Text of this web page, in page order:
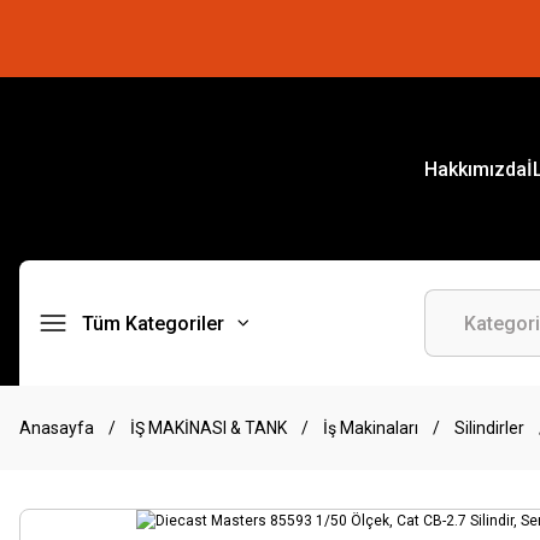
Hakkımızda
Tüm Kategoriler
Anasayfa İŞ MAKİNASI & TANK İş Makinaları Silindirler